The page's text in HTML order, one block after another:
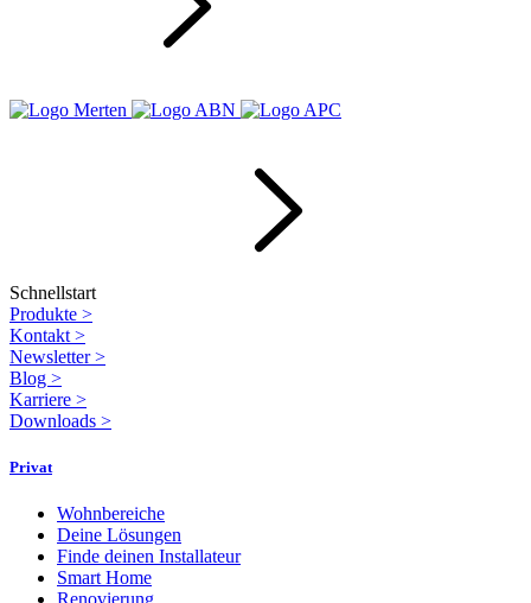
Schnellstart
Produkte >
Kontakt >
Newsletter>
Blog >
Karriere >
Downloads >
Privat
Wohnbereiche
Deine Lösungen
Finde deinen Installateur
Smart Home
Renovierung